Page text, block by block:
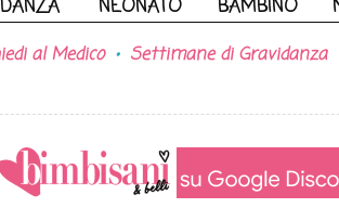
NEONATO BAMBINO
al Medico Settimane di Gravidanza